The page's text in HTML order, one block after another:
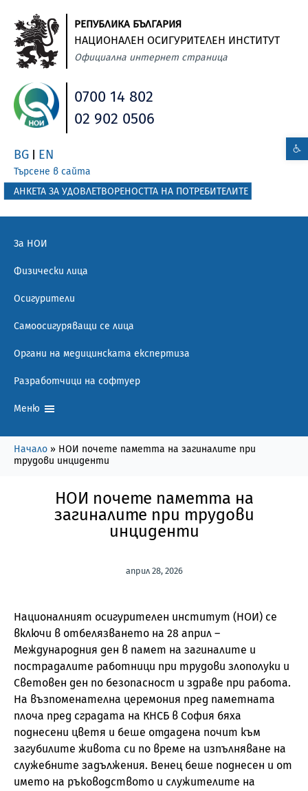
РЕПУБЛИКА БЪЛГАРИЯ
НАЦИОНАЛЕН ОСИГУРИТЕЛЕН ИНСТИТУТ
Официална интернет страница
0700 14 802
02 902 0506
BG EN
Търсене в сайта
АНКЕТА ЗА УДОВЛЕТВОРЕНОСТТА НА ПОТРЕБИТЕЛИТЕ
За НОИ
Физически лица
Осигурители
Самоосигуряващи се лица
Органи на медицинската експертиза
Разработчици на софтуер
Меню
Начало » НОИ почете паметта на загиналите при
трудови инциденти
НОИ почете паметта на
загиналите при трудови
инциденти
април 28, 2026
Националният осигурителен институт (НОИ) се
включи в отбелязването на 28 април –
Международния ден в памет на загиналите и
пострадалите работници при трудови злополуки и
Световен ден по безопасност и здраве при работа.
На възпоменателна церемония пред паметната
плоча пред сградата на КНСБ в София бяха
поднесени цветя и беше отдадена почит към
загубилите живота си по време на изпълняване на
служебните задължения. Венец беше поднесен и от
името на ръководството и служителите на